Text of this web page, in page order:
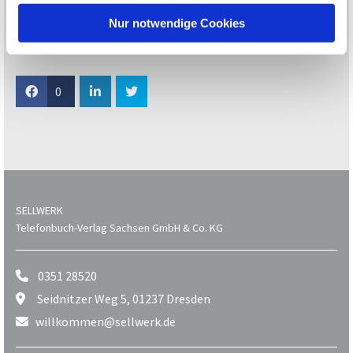
Nur notwendige Cookies
https://youtu.be/i0q6fQLK6No
0
SELLWERK
Telefonbuch-Verlag Sachsen GmbH & Co. KG
 0351 28520
 Seidnitzer Weg 5, 01237 Dresden
 willkommen@sellwerk.de